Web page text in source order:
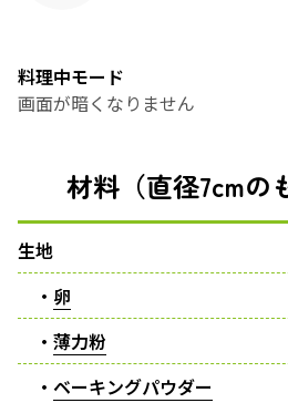
料理中モード
画面が暗くなりません
材料（直径7cmの
生地
・ 卵
・ 薄力粉
・ ベーキングパウダー